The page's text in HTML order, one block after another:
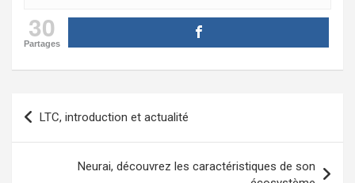
30
Partages
Navigation
de
l’article
LTC, introduction et actualité
Neurai, découvrez les caractéristiques de son